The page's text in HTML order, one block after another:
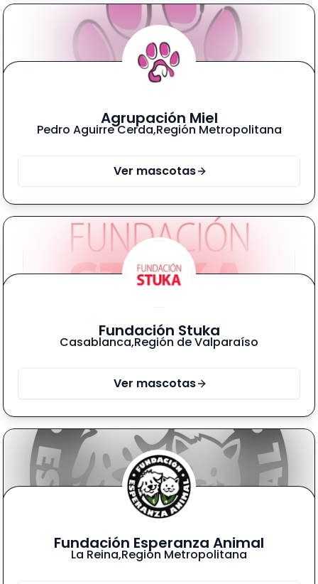
Agrupación Miel
Pedro Aguirre Cerda,Región Metropolitana
Ver mascotas
Fundación Stuka
Casablanca,Región de Valparaíso
Ver mascotas
Fundación Esperanza Animal
La Reina,Región Metropolitana